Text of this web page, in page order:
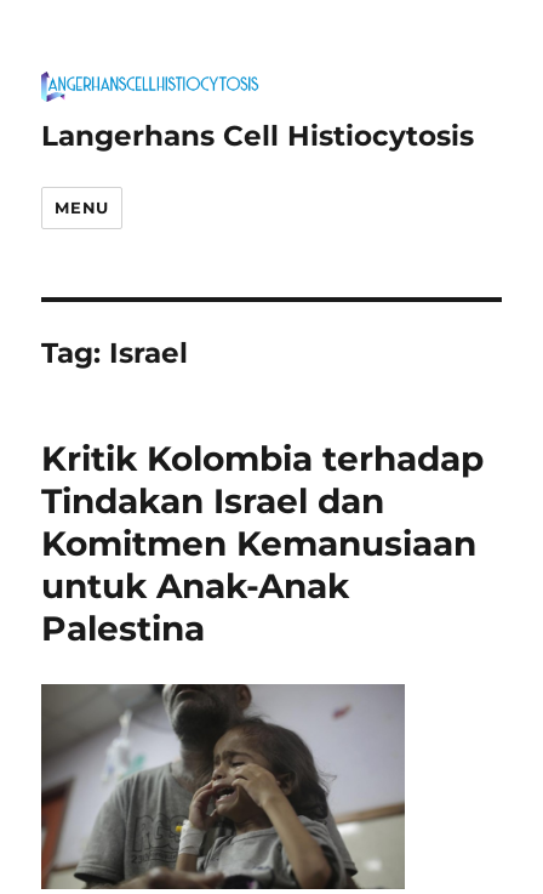
Langerhans Cell Histiocytosis
MENU
Tag: Israel
Kritik Kolombia terhadap
Tindakan Israel dan
Komitmen Kemanusiaan
untuk Anak-Anak
Palestina